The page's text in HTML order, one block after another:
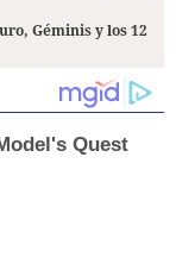
Géminis y los 12
Quest